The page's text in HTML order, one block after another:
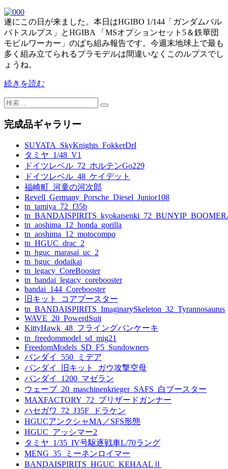
遂にこの日が来ました。本日はHGIBO 1/144「ガンダムバル
バトスルプス」とHGIBA 「MSオプションセット5＆鉄華団
モビルワーカー」のぱち組み報告です。今週末地球上で最も
多く組み立てられるプラモデルは間違いなくこのルプスでし
ょうね。
続きを読む
検
完成品ギャラリー
SUYATA_SkyKnights_FokkerDrI
タミヤ_1/48_V1
ドイツレベル_72_ホルテンGo229
ドイツレベル_48_ケイデット
福崎町_河童の河次郎
Revell_Germany_Porsche_Diesel_Junior108
tn_tamiya_72_f35b
tn_aoshima_12_honda_gorilla
tn_aoshima_12_motocompo
tn_HGUC_drac_2
tn_hguc_marasai_uc_2
tn_hguc_dodaikai
tn_legacy_CoreBooster
tn_bandai_legacy_corebooster
bandai_144_Corebooster
旧キット_コアブースター
tn_BANDAISPIRITS_ImaginarySkeleton_32_Tyrannosaurus
WAVE_20_PowerdSuit
KittyHawk_48_フライングパンケーキ
tn_freedommodel_sd_mig21
FreedomModels_SD_F5_Sundowners
バンダイ_550_ミデア
バンダイ_旧キット_ガウ攻撃空母
バンダイ_1200_マゼラン
ウェーブ_20_maschinenkrieger_SAFS_白ブースター
MAXFACTORY_72_ブリザードガンナー
ハセガワ_72_J35F_ドラケン
HGUCアンクシャMA／SFS形態
HGUC_アッシマー2
タミヤ_1/35_IV号駆逐戦車L/70ラング
MENG_35_ミーネンロイマー
BANDAISPIRITS_HGUC_KEHAALⅡ